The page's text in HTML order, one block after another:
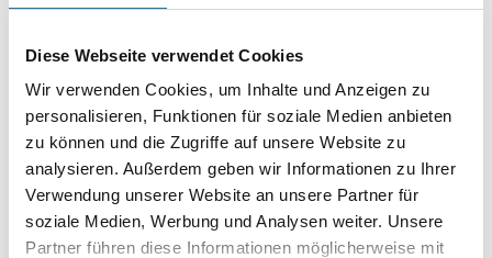
Diese Webseite verwendet Cookies
Wir verwenden Cookies, um Inhalte und Anzeigen zu
personalisieren, Funktionen für soziale Medien anbieten
zu können und die Zugriffe auf unsere Website zu
analysieren. Außerdem geben wir Informationen zu Ihrer
Verwendung unserer Website an unsere Partner für
soziale Medien, Werbung und Analysen weiter. Unsere
Partner führen diese Informationen möglicherweise mit
Wolff Diamantsegment PCD Ultra leuchtgelb für Schlagsystem
Art-Nr.: 4109-000439
Umrechnungsfaktoren